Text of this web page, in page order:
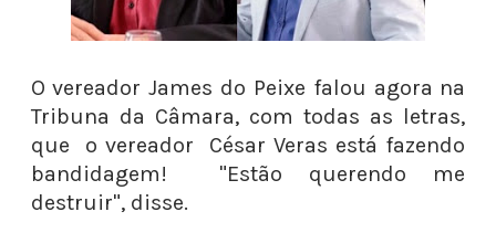
O vereador James do Peixe falou agora na
Tribuna da Câmara, com todas as letras,
que o vereador César Veras está fazendo
bandidagem! "Estão querendo me
destruir", disse.